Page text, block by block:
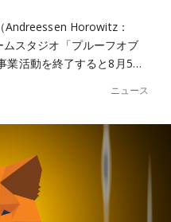
Andreessen Horowitz：
スタジオ「プルーフオブ
業活動を終了すると8月5…
ニュース